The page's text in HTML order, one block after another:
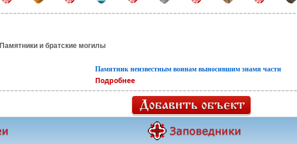
Памятники и братские могилы
Памятник неизвестным воинам выносившим знамя части
Подробнее